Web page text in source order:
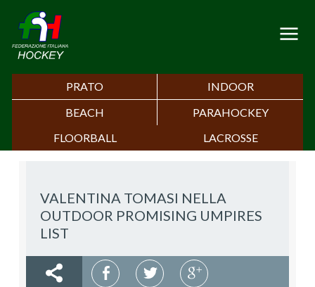
PRATO
INDOOR
BEACH
PARAHOCKEY
FLOORBALL
LACROSSE
VALENTINA TOMASI NELLA
OUTDOOR PROMISING UMPIRES
LIST